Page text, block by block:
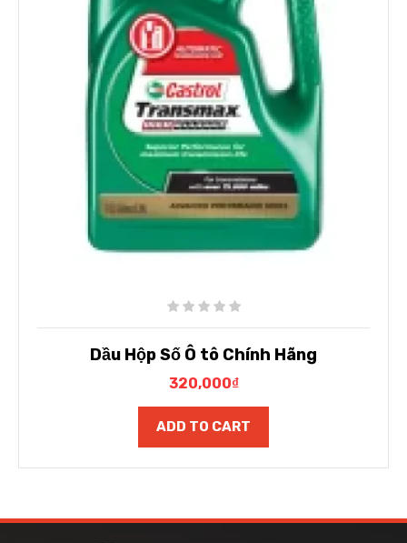
Dầu Hộp Số Ô tô Chính Hãng
320,000₫
ADD TO CART